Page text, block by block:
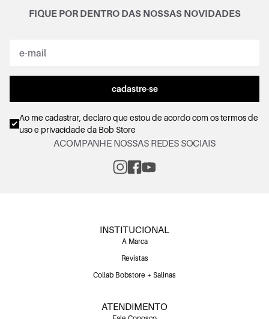
FIQUE POR DENTRO DAS NOSSAS NOVIDADES
cadastre-se
Ao me cadastrar, declaro que estou de acordo com ostermos de
uso e privacidadeda Bob Store
ACOMPANHE NOSSAS REDES SOCIAIS
INSTITUCIONAL
A Marca
Revistas
Collab Bobstore + Salinas
ATENDIMENTO